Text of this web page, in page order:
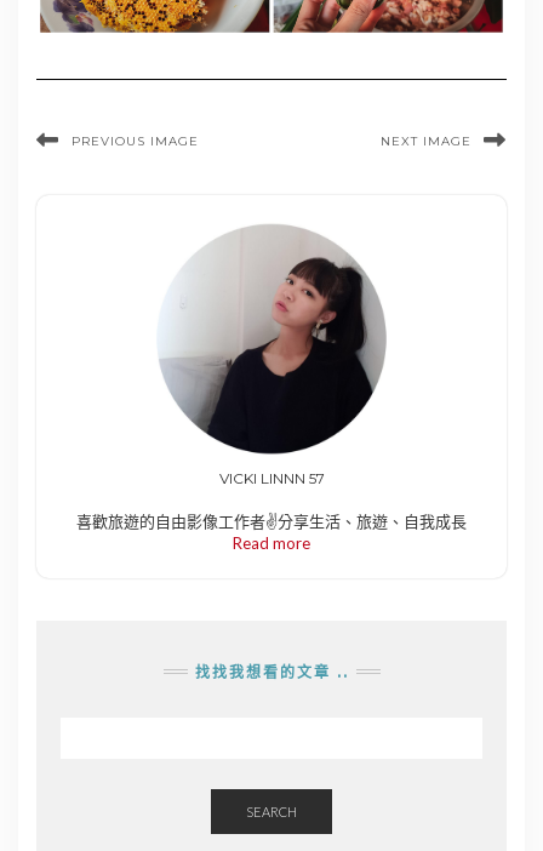
PREVIOUS IMAGE NEXT IMAGE
VICKI LINNN 57
喜歡旅遊的自由影像工作者✌️分享生活、旅遊、自我成長
Read more
找找我想看的文章 ..
SEARCH